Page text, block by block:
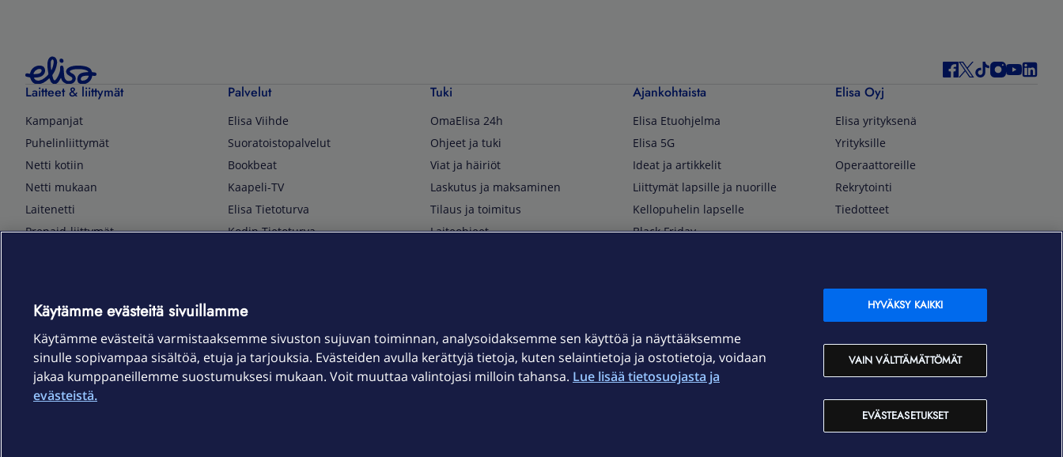
Laitteet & liittymät
Kampanjat
Puhelinliittymät
Netti kotiin
Netti mukaan
Laitenetti
Prepaid-liittymät
TV & audio
Kodinkoneet
Kamerat ja dronet
Kellot ja rannekkeet
Palvelut
Elisa Viihde
Suoratoistopalvelut
Bookbeat
Kaapeli-TV
Elisa Tietoturva
Kodin Tietoturva
Elisa Kotiverkko
Elisa Pilvilinna
Elisa Laiteturva
Elisa Rinnakkaisliittymät
Tuki
OmaElisa 24h
Ohjeet ja tuki
Viat ja häiriöt
Laskutus ja maksaminen
Tilaus ja toimitus
Laiteohjeet
Kuuluvuuskartta
Asiakastiedotteet
OmaElisa-sovellus
Ajankohtaista
Elisa Etuohjelma
Elisa 5G
Ideat ja artikkelit
Liittymät lapsille ja nuorille
Kellopuhelin lapselle
Black Friday
Elisa Oyj
Elisa yrityksenä
Yrityksille
Operaattoreille
Rekrytointi
Tiedotteet
OmaElisa Self Service
Moving to Finland
Elisa Corporation
Kundtjänst
OmaElisa självbetjäning
Käytämme evästeitä sivuillamme
Käytämme evästeitä varmistaaksemme sivuston sujuvan toiminnan, analysoidaksemme sen käyttöä ja näyttääksemme
sinulle sopivampaa sisältöä, etuja ja tarjouksia. Evästeiden avulla kerättyjä tietoja, kuten selaintietoja ja ostotietoja, voidaan
jakaa kumppaneillemme suostumuksesi mukaan. Voit muuttaa valintojasi milloin tahansa. Lue lisää tietosuojasta ja
evästeistä.
EVÄSTEASETUKSET
VAIN VÄLTTÄMÄTTÖMÄT
HYVÄKSY KAIKKI